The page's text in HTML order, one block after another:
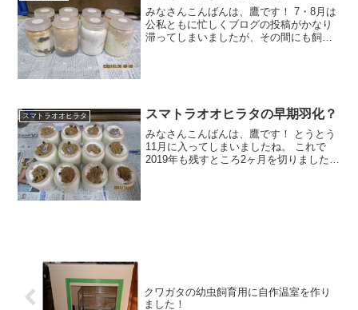
みなさんこんばんは、鷹です！ 7・8月は
公私ともに忙しくブログの投稿がかなり
滞ってしまいましたが、その間にも飼育
スマトラオオヒラタ スマトラオオヒラタの早期羽化？
みなさんこんばんは、鷹です！ とうとう
11月に入ってしまいましたね。 これで
2019年も残すところ2ヶ月を切りました
クワガタの幼虫飼育用に自作温室を作り
ました！